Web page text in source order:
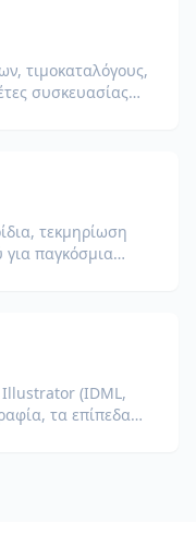
τιμοκαταλόγους,
συσκευασίας
τεκμηρίωση
για παγκόσμια
(IDML,
τα επίπεδα